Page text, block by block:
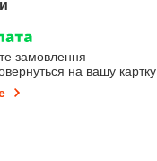
замовлення
на вашу картку